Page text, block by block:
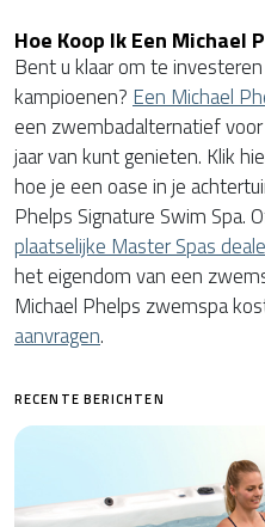
Hoe Koop Ik Een Michael
Bent u klaar om te
kampioenen? Een Michael
een zwembadalternatief
jaar van kunt genieten. Klik
hoe je een oase in je
Phelps Signature Swim Spa.
plaatselijke Master Spas
het eigendom van een
Michael Phelps zwemspa
aanvragen.
RECENTE BERICHTEN